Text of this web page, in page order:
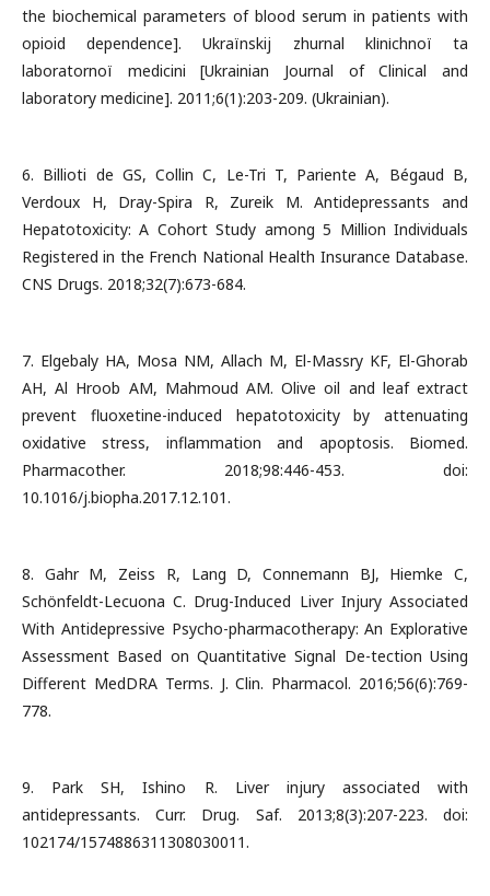
the biochemical parameters of blood serum in patients with
opioid dependence]. Ukraїnskij zhurnal klіnіchnoї ta
laboratornoї medicini [Ukrainian Journal of Clinical and
laboratory medicine]. 2011;6(1):203-209. (Ukrainian).
6. Billioti de GS, Collin C, Le-Tri T, Pariente A, Bégaud B,
Verdoux H, Dray-Spira R, Zureik M. Antidepressants and
Hepatotoxicity: A Cohort Study among 5 Million Individuals
Registered in the French National Health Insurance Database.
CNS Drugs. 2018;32(7):673-684.
7. Elgebaly HA, Mosa NM, Allach M, El-Massry KF, El-Ghorab
AH, Al Hroob AM, Mahmoud AM. Olive oil and leaf extract
prevent fluoxetine-induced hepatotoxicity by attenuating
oxidative stress, inflammation and apoptosis. Biomed.
Pharmacother. 2018;98:446-453. doi:
10.1016/j.biopha.2017.12.101.
8. Gahr M, Zeiss R, Lang D, Connemann BJ, Hiemke C,
Schönfeldt-Lecuona C. Drug-Induced Liver Injury Associated
With Antidepressive Psycho-pharmacotherapy: An Explorative
Assessment Based on Quantitative Signal De-tection Using
Different MedDRA Terms. J. Clin. Pharmacol. 2016;56(6):769-
778.
9. Park SH, Ishino R. Liver injury associated with
antidepressants. Curr. Drug. Saf. 2013;8(3):207-223. doi:
102174/1574886311308030011.